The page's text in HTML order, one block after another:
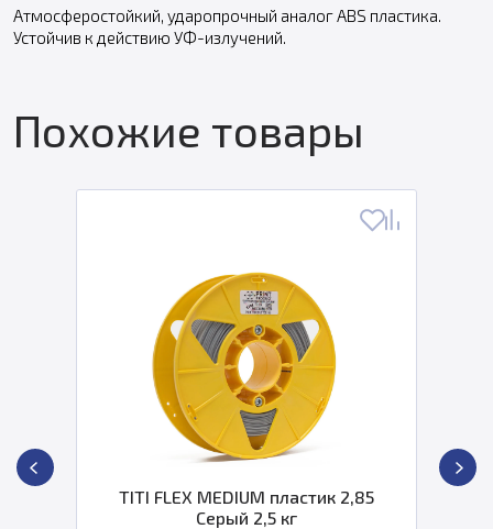
Атмосферостойкий, ударопрочный аналог ABS пластика.
Устойчив к действию УФ-излучений.
Похожие товары
TITI FLEX MEDIUM пластик 2,85
Серый 2,5 кг